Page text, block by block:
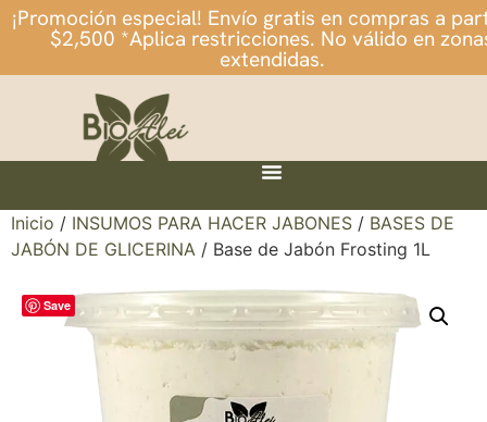
¡Promoción especial! Envío gratis en compras a
$2,500 *Aplica restricciones. No válido en
extendidas.
Inicio / INSUMOS PARA HACER JABONES / BASES DE
JABÓN DE GLICERINA / Base de Jabón Frosting 1L
Save